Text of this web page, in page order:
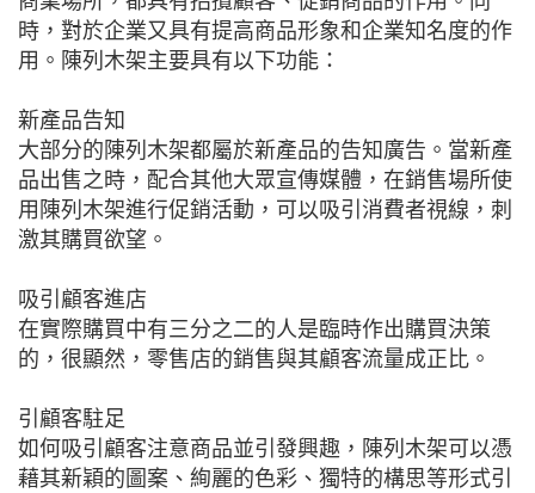
時，對於企業又具有提高商品形象和企業知名度的作
用。陳列木架主要具有以下功能：
新產品告知
大部分的陳列木架都屬於新產品的告知廣告。當新產
品出售之時，配合其他大眾宣傳媒體，在銷售場所使
用陳列木架進行促銷活動，可以吸引消費者視線，刺
激其購買欲望。
吸引顧客進店
在實際購買中有三分之二的人是臨時作出購買決策
的，很顯然，零售店的銷售與其顧客流量成正比。
引顧客駐足
如何吸引顧客注意商品並引發興趣，陳列木架可以憑
藉其新穎的圖案、絢麗的色彩、獨特的構思等形式引